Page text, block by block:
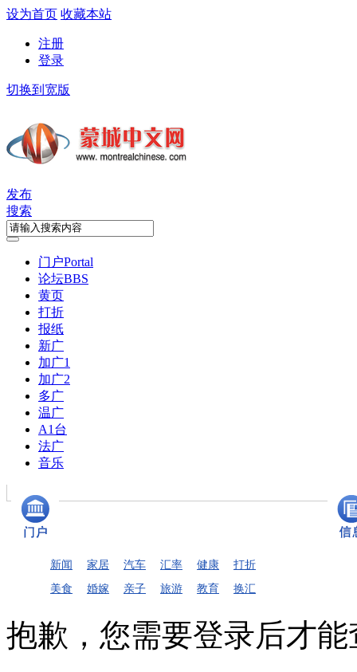
设为首页 收藏本站
注册
登录
切换到宽版
发布
搜索
门户Portal
论坛BBS
黄页
打折
报纸
新广
加广1
加广2
多广
温广
A1台
法广
音乐
新闻 家居 汽车 汇率 健康
打折
美食
婚嫁 亲子 旅游 教育 换汇
抱歉，您需要登录后才能